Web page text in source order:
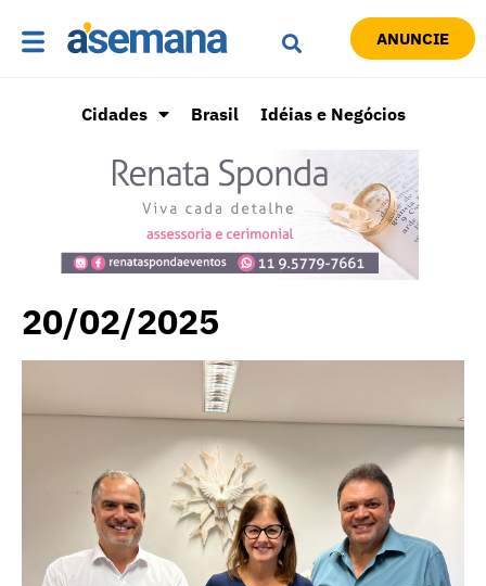
ANUNCIE
Cidades Brasil Idéias e Negócios
20/02/2025